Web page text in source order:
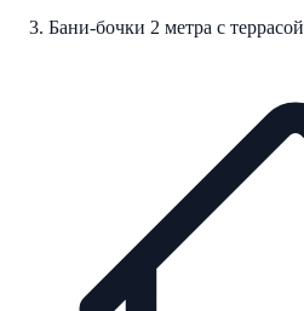
Бани-бочки 2 метра с террасой